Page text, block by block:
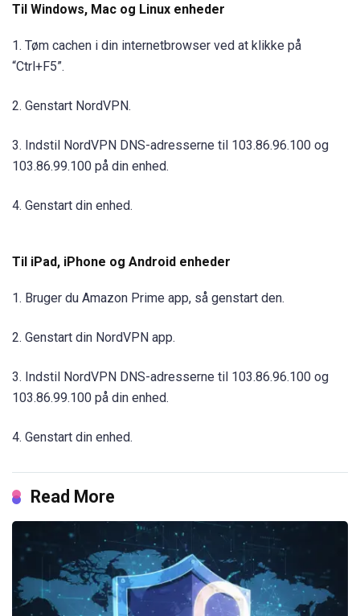
Til Windows, Mac og Linux enheder
1. Tøm cachen i din internetbrowser ved at klikke på
“Ctrl+F5”.
2. Genstart NordVPN.
3. Indstil NordVPN DNS-adresserne til 103.86.96.100 og
103.86.99.100 på din enhed.
4. Genstart din enhed.
Til iPad, iPhone og Android enheder
1. Bruger du Amazon Prime app, så genstart den.
2. Genstart din NordVPN app.
3. Indstil NordVPN DNS-adresserne til 103.86.96.100 og
103.86.99.100 på din enhed.
4. Genstart din enhed.
Read More